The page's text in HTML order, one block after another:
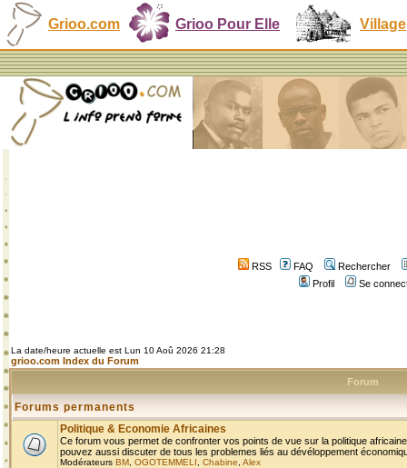
Grioo.com Grioo Pour Elle Village
RSS FAQ
Rechercher
Profil
Se
La date/heure actuelle est Lun 10 Aoû 2026 21:28
grioo.com Index du Forum
Forum
Forums permanents
Politique & Economie Africaines
Ce forum vous permet de confronter vos points de vue sur la politique
pouvez aussi discuter de tous les problemes liés au dévéloppement
Modérateurs BM OGOTEMMELI Chabine Alex